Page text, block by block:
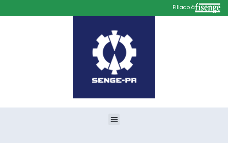
Filiado à